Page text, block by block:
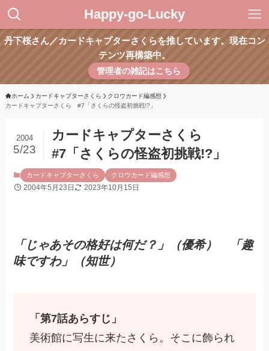
Happy-go-Lucky
丹下桜さん／カードキャプターさくらを推しています。現在コン
テンツ再構築中。
管理者の雑記はこちら
ホーム カードキャプターさくら
クロウカード編感想
カードキャプターさくら #7「さくらの怪盗初挑戦!?」
カードキャプターさくら
#7「さくらの怪盗初挑戦!?」
2004
5/23
カードキャプターさくら クロウカード編感想
2004年5月23日 2023年10月15日
「じゃあその格好は何だ？」（優希） 「趣
味ですわ」（知世）
「第7話あらすじ」
美術館に写生に来たさくら。そこに飾られ